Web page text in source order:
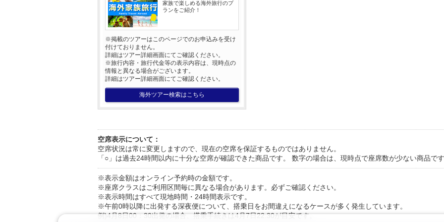
家族で楽しめる海外旅行のプ
ランをご紹介！
※掲載のツアーはこのページでのお申込みを受け
付けておりません。
詳細はツアー詳細画面にてご確認ください。
※旅行内容・旅行代金等の表示内容は、現時点の
情報と異なる場合がございます。
詳細はツアー詳細画面にてご確認ください。
海外ツアー検索はこちら
空席表示について：
空席状況は常に変更しますので、現在の空席を保証するものではありません。
「○」は過去24時間以内に十分な空席が確認できた商品です。 数字の場合は、現時点で座席数が少ない商品で
※表示金額はオンライン予約時の金額です。
※座席クラスはご利用区間毎に異なる場合があります。必ずご確認ください。
※表示時間はすべて現地時間・24時間表示です。
※午前0時以降に出発する深夜便について、搭乗日をお間違えになるケースが多く発生しています。
例)4月8日00：30出発の場合、搭乗手続きは4月7日22:30が目安です。